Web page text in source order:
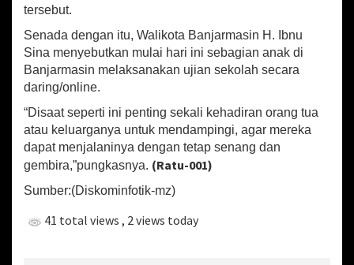
tersebut.
Senada dengan itu, Walikota Banjarmasin H. Ibnu
Sina menyebutkan mulai hari ini sebagian anak di
Banjarmasin melaksanakan ujian sekolah secara
daring/online.
“Disaat seperti ini penting sekali kehadiran orang tua
atau keluarganya untuk mendampingi, agar mereka
dapat menjalaninya dengan tetap senang dan
gembira,”pungkasnya. (Ratu-001)
Sumber:(Diskominfotik-mz)
41 total views , 2 views today